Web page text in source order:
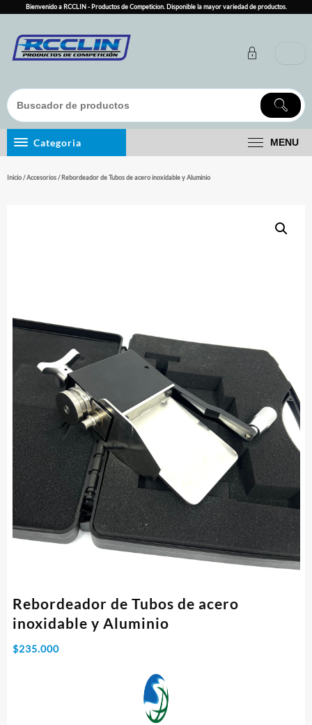
content
Bienvenido a RCCLIN - Productos de Competicion. Disponible la mayor variedad de productos.
Categoria MENU
Inicio/Accesorios/ Rebordeador de Tubos de acero inoxidable y Aluminio
Rebordeador de Tubos de acero
inoxidable y Aluminio
$235.000